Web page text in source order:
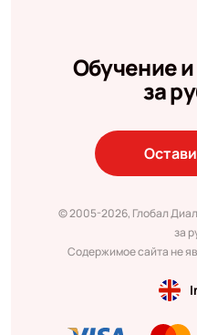
Обучение
за
© 2005-2026, Глобал
за
Содержимое сайта не